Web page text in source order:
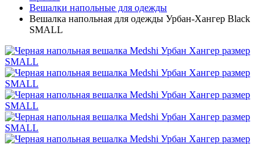
Вешалки напольные для одежды
Вешалка напольная для одежды Урбан-Хангер Black
SMALL